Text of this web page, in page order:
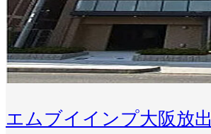
エムブイインプ大阪放出